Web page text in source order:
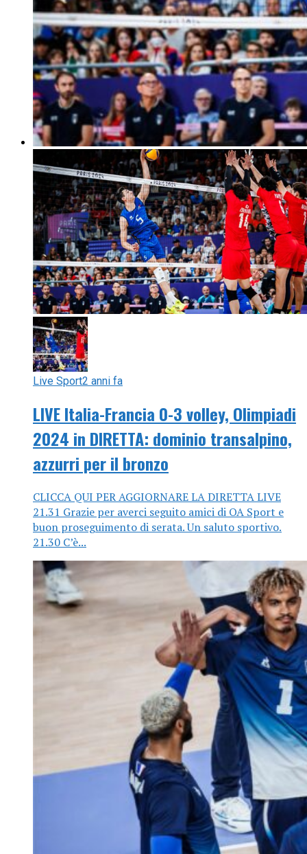
Live Sport2 anni fa
LIVE Italia-Francia 0-3 volley, Olimpiadi
2024 in DIRETTA: dominio transalpino,
azzurri per il bronzo
CLICCA QUI PER AGGIORNARE LA DIRETTA LIVE
21.31 Grazie per averci seguito amici di OA Sport e
buon proseguimento di serata. Un saluto sportivo.
21.30 C’è...